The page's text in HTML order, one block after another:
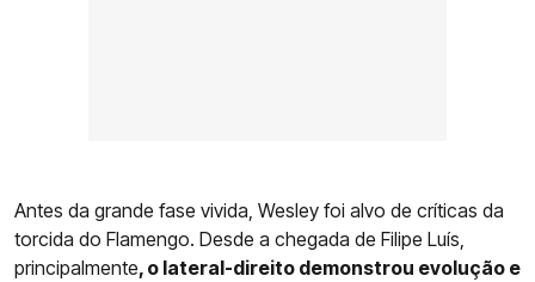
Antes da grande fase vivida, Wesley foi alvo de críticas da
torcida do Flamengo. Desde a chegada de Filipe Luís,
principalmente, o lateral-direito demonstrou evolução e